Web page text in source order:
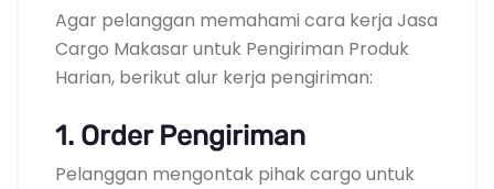
Agar pelanggan memahami cara kerja Jasa
Cargo Makasar untuk Pengiriman Produk
Harian, berikut alur kerja pengiriman:
1. Order Pengiriman
Pelanggan mengontak pihak cargo untuk